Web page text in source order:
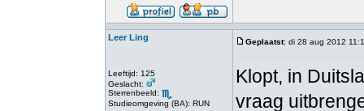
Leer Ling
Leeftijd: 125
Geslacht:
Sterrenbeeld:
Studieomgeving (BA): RUN
Geplaatst: di 28 aug 2012
Klopt, in
vraag